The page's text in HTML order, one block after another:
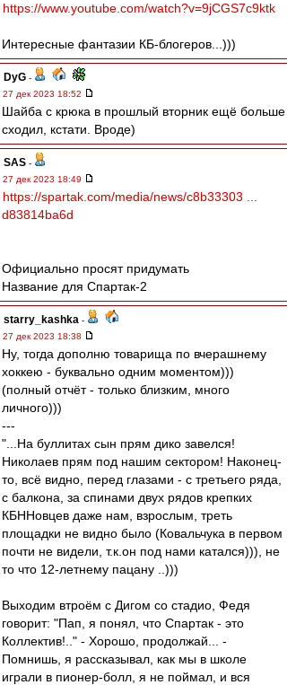
https://www.youtube.com/watch?v=9jCGS7c9ktk
Интересные фантазии КБ-блогеров...)))
DyG -
27 дек 2023 18:52
Шайба с крюка в прошлый вторник ещё больше
сходил, кстати. Вроде)
SAS -
27 дек 2023 18:49
https://spartak.com/media/news/c8b33303 ...
d83814ba6d
Официально просят придумать
Название для Спартак-2
starry_kashka -
27 дек 2023 18:38
Ну, тогда дополню товарища по вчерашнему
хоккею - буквально одним моментом)))
(полный отчёт - только близким, много
личного)))
---
"...На буллитах сын прям дико завелся!
Николаев прям под нашим сектором! Наконец-
то, всё видно, перед глазами - с третьего ряда,
с балкона, за спинами двух рядов крепких
КБННовцев даже нам, взрослым, треть
площадки не видно было (Ковальчука в первом
почти не видели, т.к.он под нами катался))), не
то что 12-летнему пацану ..)))
Выходим втроём с Дигом со стадио, Федя
говорит: "Пап, я понял, что Спартак - это
Коллектив!.." - Хорошо, продолжай... -
Помнишь, я рассказывал, как мы в школе
играли в пионер-болл, я не поймал, и вся